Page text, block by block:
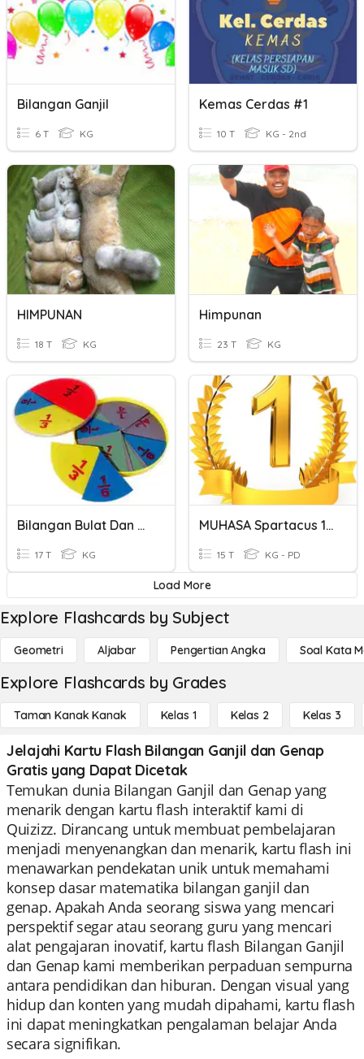
Bilangan Ganjil
6 T KG
Kemas Cerdas #1
10 T KG - 2nd
HIMPUNAN
18 T KG
Himpunan
23 T KG
Bilangan Bulat Dan Bilangan Rasional
17 T KG
MUHASA Spartacus 1 - Kelas 7
15 T KG - PD
Load More
Explore Flashcards by Subject
Geometri Aljabar Pengertian Angka Soal Kata
Explore Flashcards by Grades
Taman Kanak Kanak Kelas 1 Kelas 2 Kelas 3
Jelajahi Kartu Flash Bilangan Ganjil dan Genap
Gratis yang Dapat Dicetak
Temukan dunia Bilangan Ganjil dan Genap yang
menarik dengan kartu flash interaktif kami di
Quizizz. Dirancang untuk membuat pembelajaran
menjadi menyenangkan dan menarik, kartu flash ini
menawarkan pendekatan unik untuk memahami
konsep dasar matematika bilangan ganjil dan
genap. Apakah Anda seorang siswa yang mencari
perspektif segar atau seorang guru yang mencari
alat pengajaran inovatif, kartu flash Bilangan Ganjil
dan Genap kami memberikan perpaduan sempurna
antara pendidikan dan hiburan. Dengan visual yang
hidup dan konten yang mudah dipahami, kartu flash
ini dapat meningkatkan pengalaman belajar Anda
secara signifikan.